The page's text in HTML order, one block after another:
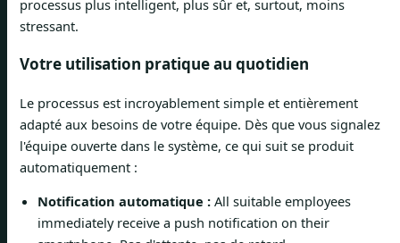
processus plus intelligent, plus sûr et, surtout, moins
stressant.
Votre utilisation pratique au quotidien
Le processus est incroyablement simple et entièrement
adapté aux besoins de votre équipe. Dès que vous signalez
l'équipe ouverte dans le système, ce qui suit se produit
automatiquement :
Notification automatique : All suitable employees
immediately receive a push notification on their